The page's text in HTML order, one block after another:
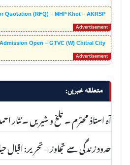
Quotation (RFQ) – MHP Khot – AKRSP
Admission Open – GTVC (W) Chitral City
متعلقہ خبریں:
آہ استاذ محترم ۔ تلخ و شیریں ۔ نثار
حدود زندگی سے تجاوز – تحریر: